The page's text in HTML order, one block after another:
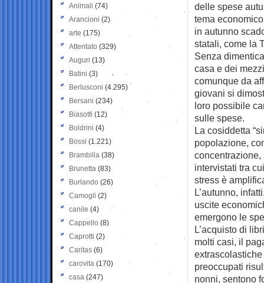
delle spese
tema
in autunno
statali, come la
Senza
casa e dei
comunque da
giovani si
loro possibile
sulle spese.
La cosiddetta
popolazione,
intervistati tra
stress è
L’autunno,
uscite
emergono le
L’acquisto di
molti casi, il
preoccupati
nonni, sentono
Animali (74)
Arancioni (2)
arte (175)
Attentato (329)
Auguri (13)
Batini (3)
Berlusconi (4.295)
Bersani (234)
Biasotti (12)
Boldrini (4)
Bossi (1.221)
Brambilla (38)
Brunetta (83)
Burlando (26)
Camogli (2)
canile (4)
Cappello (8)
Caprotti (2)
Caritas (6)
carovita (170)
casa (247)